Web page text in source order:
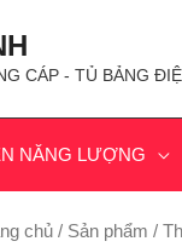
CÁP - TỦ BẢNG
NĂNG LƯỢNG
chủ/ Sản phẩm /